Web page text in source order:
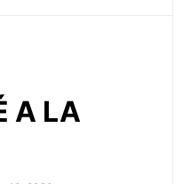
A LA